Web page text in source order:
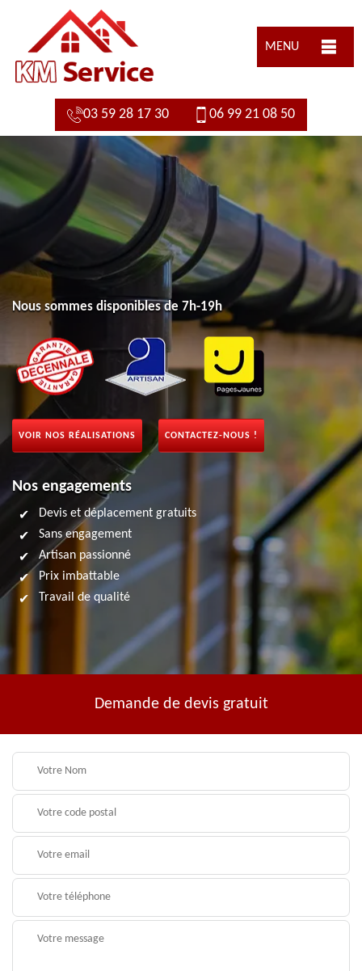
MENU
03 59 28 17 30 06 99 21 08 50
Nous sommes disponibles de 7h-19h
VOIR NOS RÉALISATIONS CONTACTEZ-NOUS !
Nos engagements
Devis et déplacement gratuits
Sans engagement
Artisan passionné
Prix imbattable
Travail de qualité
Demande de devis gratuit